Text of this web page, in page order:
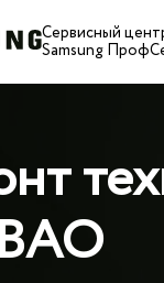
Сервисный
Samsung